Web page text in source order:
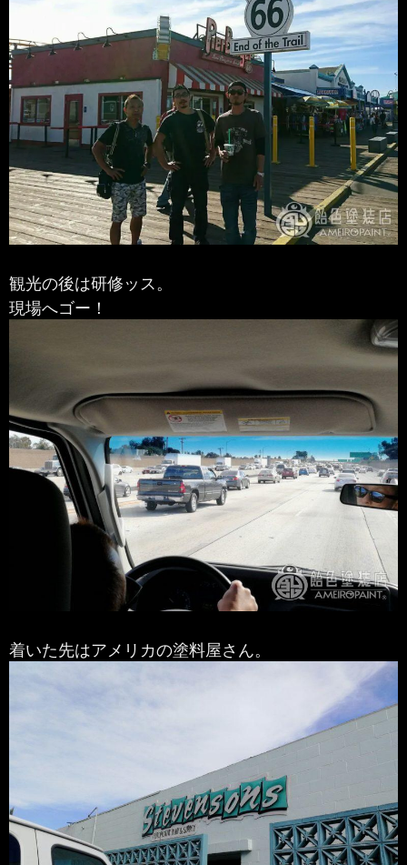
観光の後は研修ッス。
現場へゴー！
着いた先はアメリカの塗料屋さん。